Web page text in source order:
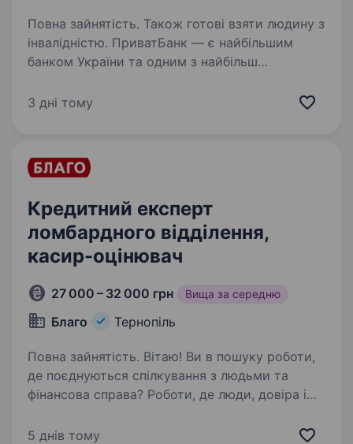
Повна зайнятість. Також готові взяти людину з
інвалідністю. ПриватБанк — є найбільшим
банком України та одним з найбільш
позиції за всіма фінансовими показниками
3 дні тому
Кредитний експерт
ломбардного відділення,
касир-оцінювач
27 000 – 32 000 грн Вища за середню
Благо Тернопіль
Повна зайнятість. Вітаю! Ви в пошуку роботи,
де поєднуються спілкування з людьми та
фінансова справа? Роботи, де люди, довіра і
стати частиною команди ломбарду Благо —
5 днів тому